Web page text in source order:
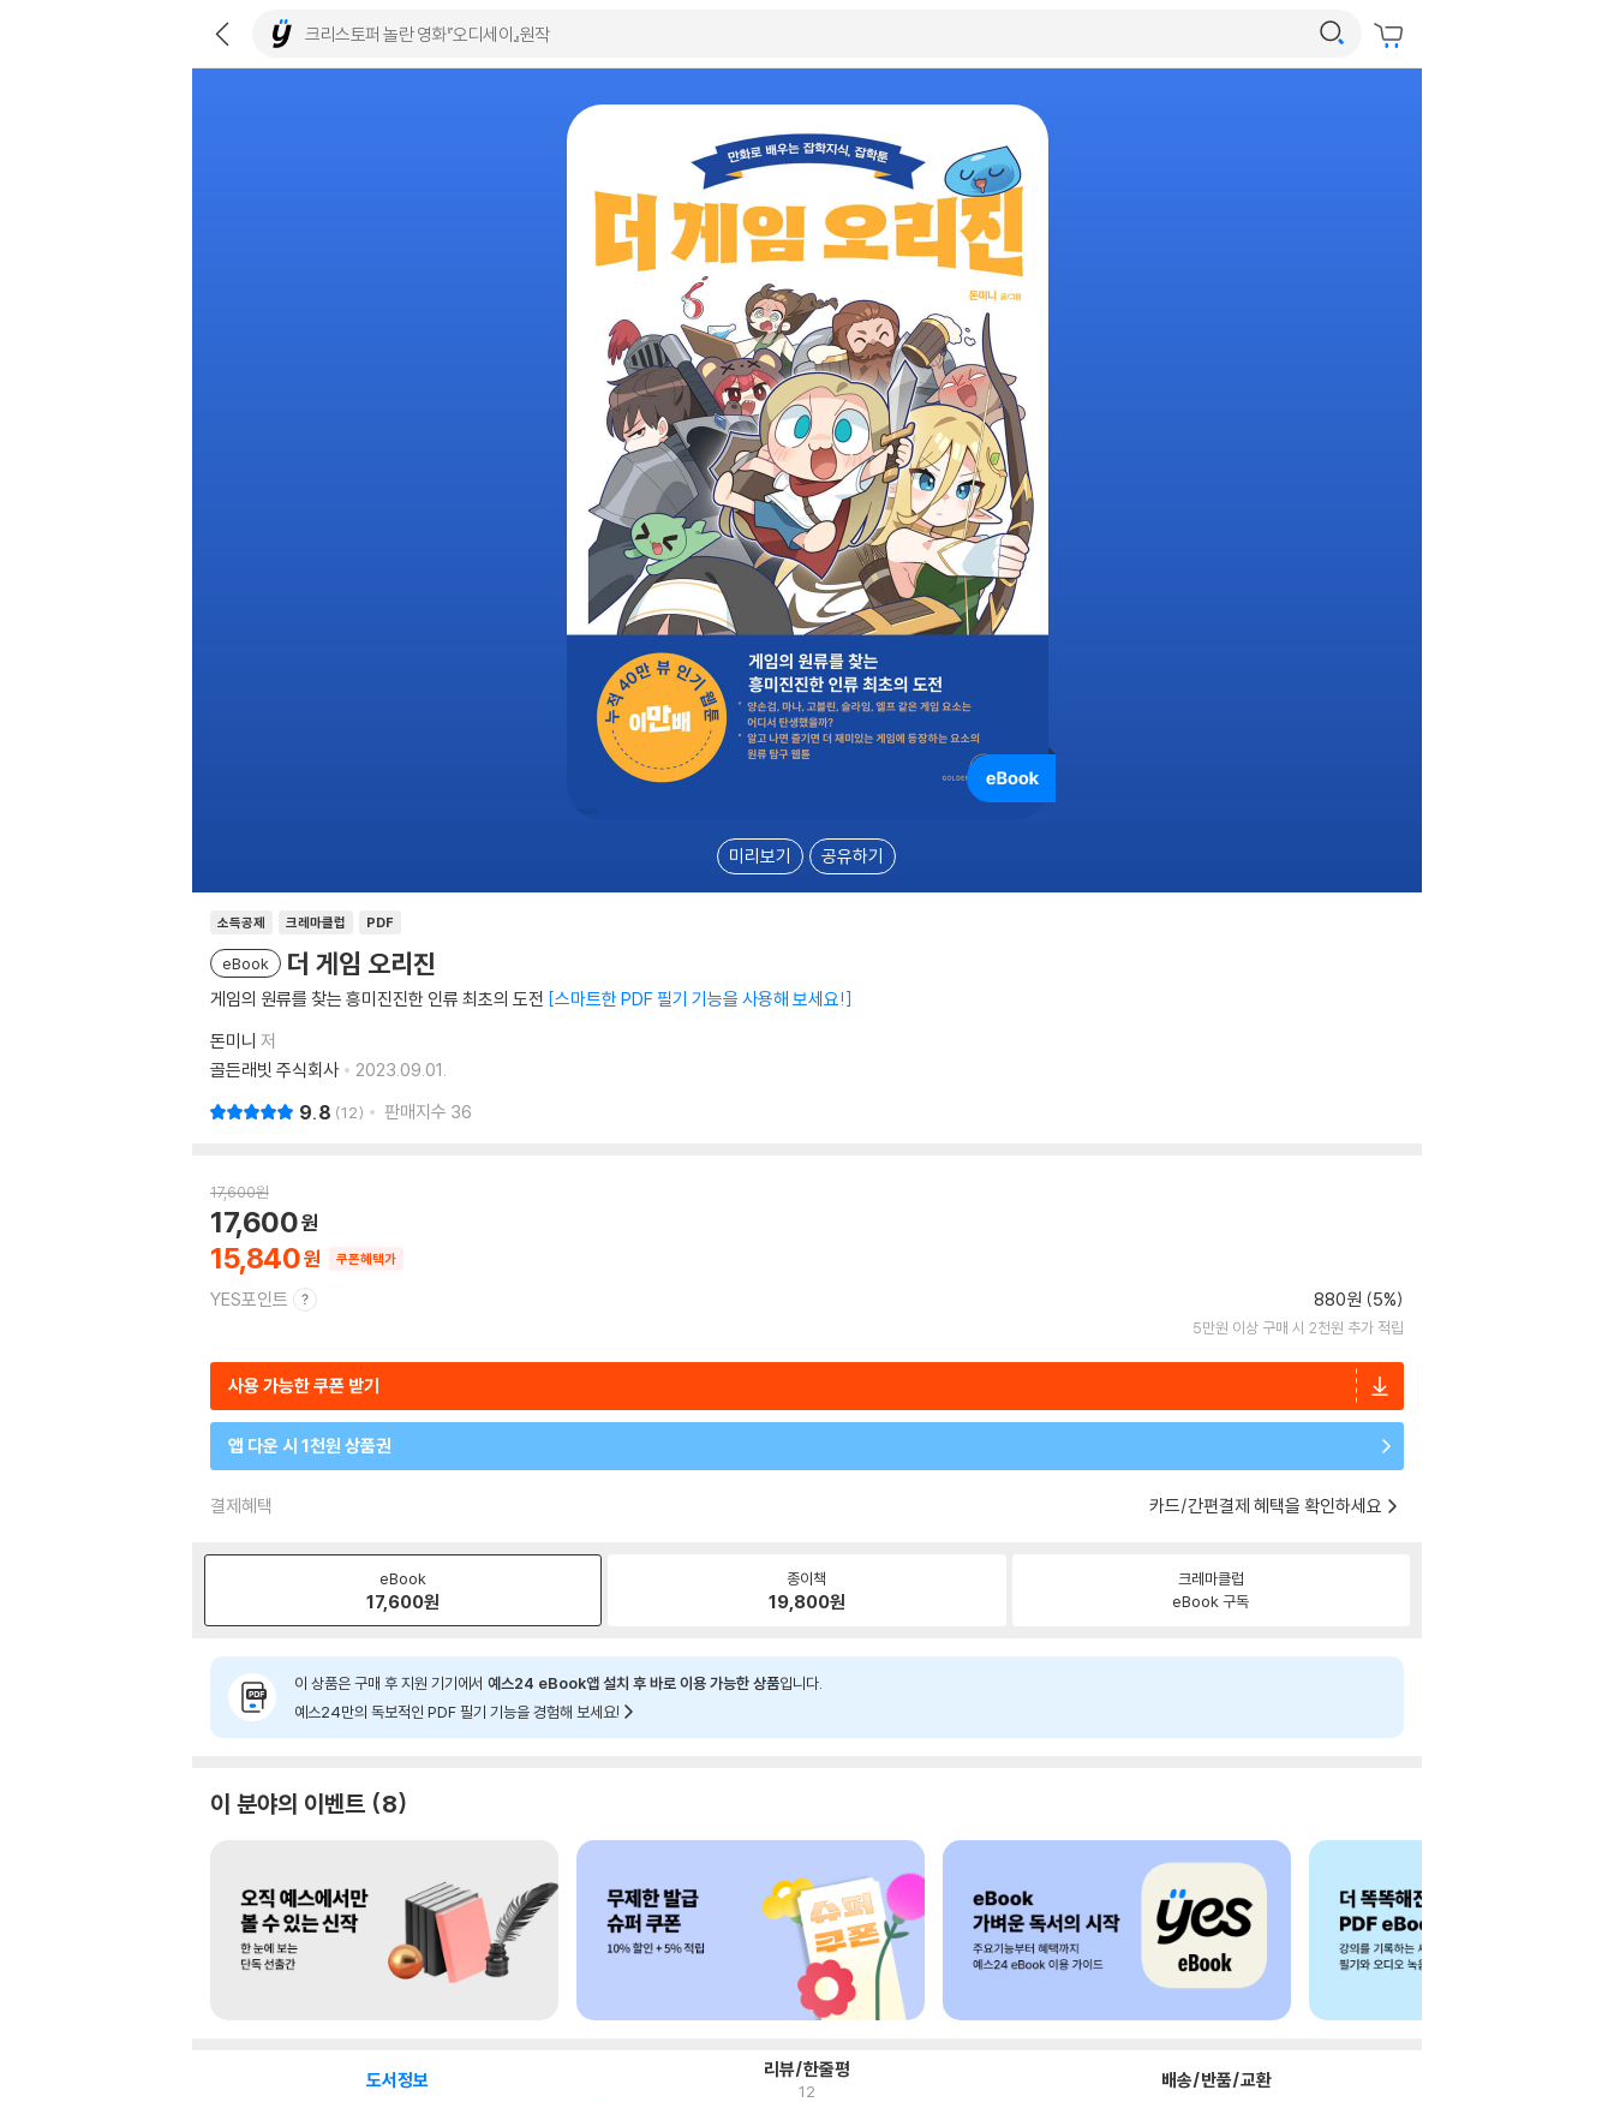
미리보기 공유하기
소득공제 크레마클럽 PDF
eBook 더 게임 오리진
게임의 원류를 찾는 흥미진진한 인류 최초의 도전 스마트한 PDF 필기 기능을 사용해 보세요!
돈미니 저
골든래빗 주식회사
2023.09.01.
9.8 12 판매지수 36
17,600원
15,840
17,600
쿠폰혜택가
YES포인트 880원 (5%)
5만원 이상 구매 시 2천원 추가 적립
사용 가능한 쿠폰 받기
앱 다운 시 1천원 상품권
결제혜택 카드/간편결제 혜택을 확인하세요
eBook
17,600원
종이책
19,800원
크레마클럽
eBook 구독
이 상품은 구매 후 지원 기기에서 예스24 eBook앱 설치 후 바로 이용 가능한 상품입니다.
예스24만의 독보적인 PDF 필기 기능을 경험해 보세요!
이 분야의 이벤트 8
도서정보 리뷰/한줄평
12 배송/반품/교환